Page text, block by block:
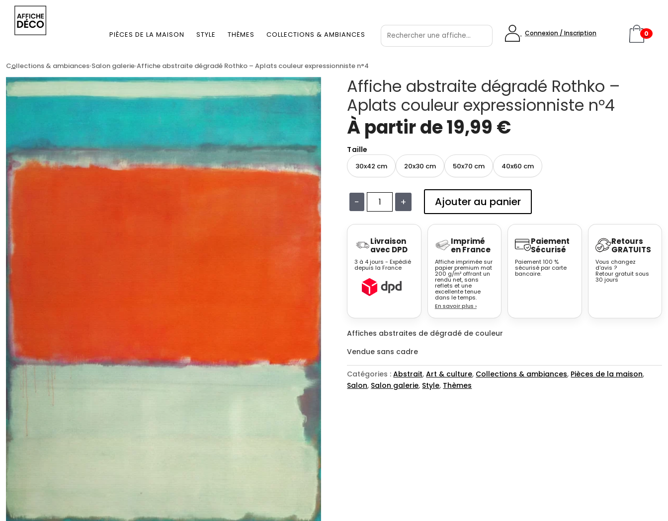
PIÈCES DE LA MAISON STYLE THÈMES COLLECTIONS & AMBIANCES Connexion / Inscription 0
...
Collections & ambiances Salon galerie Affiche abstraite dégradé Rothko – Aplats couleur expressionniste n°4
Affiche abstraite dégradé Rothko –
Aplats couleur expressionniste n°4
À partir de19,99 €
Taille
30x42 cm 20x30 cm 50x70 cm 40x60 cm
−
Affiche
abstraite
dégradé
Rothko
Aplats
couleur
n°4
+ Ajouter au panier
Livraison
avec DPD
3 à 4 jours - Expédié
depuis la France
Imprimé
en France
Affiche imprimée sur
papier premium mat
200 g/m² offrant un
rendu net, sans
reflets et une
excellente tenue
dans le temps.
En savoir plus ›
Paiement
Sécurisé
Paiement 100 %
sécurisé par carte
bancaire.
Retours
GRATUITS
Vous changez
d'avis ?
Retour gratuit sous
30 jours
Affiches abstraites de dégradé de couleur
Vendue sans cadre
Catégories :Abstrait,Art & culture, Collections & ambiances, Pièces de la maison,
Salon, Salon galerie, Style, Thèmes